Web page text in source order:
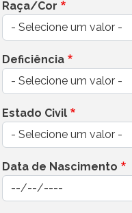
Raça/Cor
Deficiência
Estado Civil
Data de Nascimento
Data